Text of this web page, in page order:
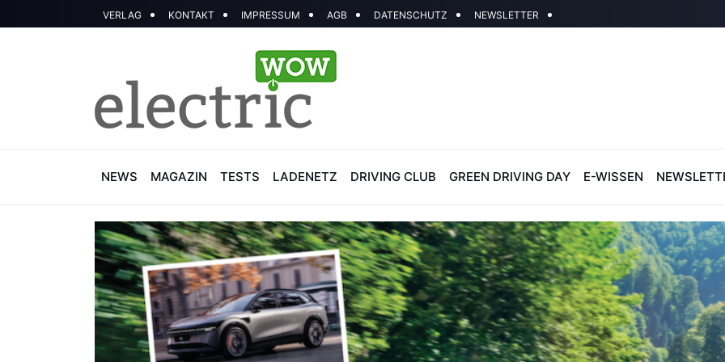
VERLAG KONTAKT IMPRESSUM AGB DATENSCHUTZ NEWSLETTER
NEWS MAGAZIN TESTS LADENETZ DRIVING CLUB GREEN DRIVING DAY E-WISSEN